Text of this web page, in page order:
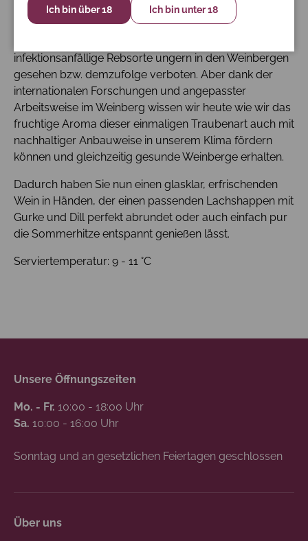
es richtig war, diese altbekannte Rebsorte wieder
anzupflanzen, nachdem sie fast genau 100 Jahre
infektionsanfällige Rebsorte ungern in den Weinbergen
gesehen bzw. demzufolge verboten. Aber dank der
internationalen Forschungen und angepasster
Arbeitsweise im Weinberg wissen wir heute wie wir das
fruchtige Aroma dieser einmaligen Traubenart auch mit
nachhaltiger Anbauweise in unserem Klima fördern
können und gleichzeitig gesunde Weinberge erhalten.
Dadurch haben Sie nun einen glasklar, erfrischenden
Wein in Händen, der einen passenden Lachshappen mit
Gurke und Dill perfekt abrundet oder auch einfach pur
die Sommerhitze entspannt genießen lässt.
Serviertemperatur: 9 - 11 °C
Ich bin über 18 Ich bin unter 18
Unsere Öffnungszeiten
Mo. - Fr. 10:00 - 18:00 Uhr
Sa. 10:00 - 16:00 Uhr
Sonntag und an gesetzlichen Feiertagen geschlossen
Über uns